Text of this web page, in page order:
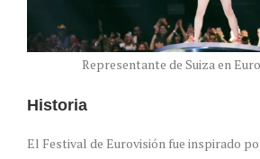
Representante de Suiza en
Historia
El Festival de Eurovisión fue inspirado